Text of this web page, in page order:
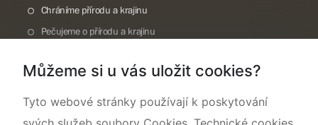
Chráníme přírodu a krajinu
Pečujeme o přírodu a krajinu
O nás
Můžeme si u vás uložit cookies?
Tyto webové stránky používají k poskytování